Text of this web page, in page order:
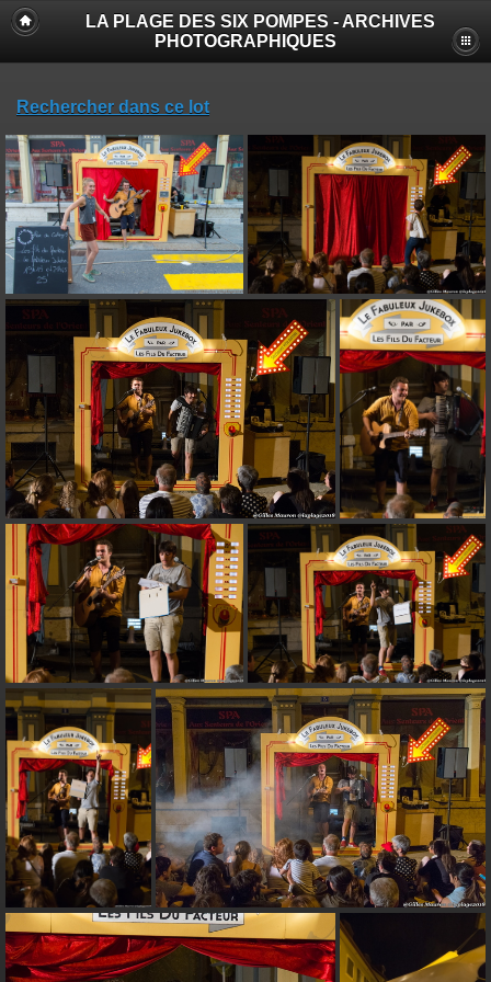
LA PLAGE DES SIX POMPES - ARCHIVES
PHOTOGRAPHIQUES
Rechercher dans ce lot